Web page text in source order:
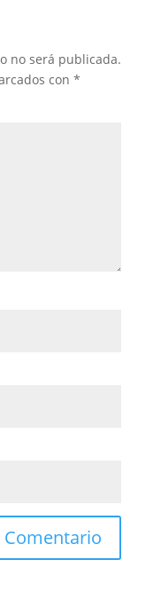
no será publicada.
con *